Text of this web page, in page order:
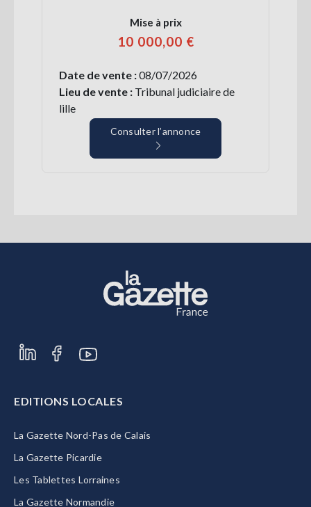
Mise à prix
10 000,00 €
Date de vente :08/07/2026
Lieu de vente : Tribunal judiciaire de
lille
Consulter l’annonce
EDITIONS LOCALES
La Gazette Nord-Pas de Calais
La Gazette Picardie
Les Tablettes Lorraines
La Gazette Normandie